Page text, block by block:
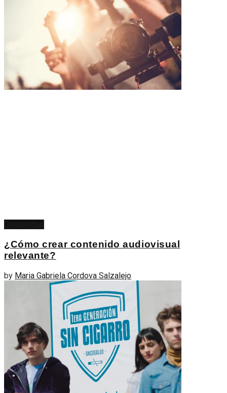
¿Cómo crear contenido audiovisual
relevante?
by Maria Gabriela Cordova Salzalejo